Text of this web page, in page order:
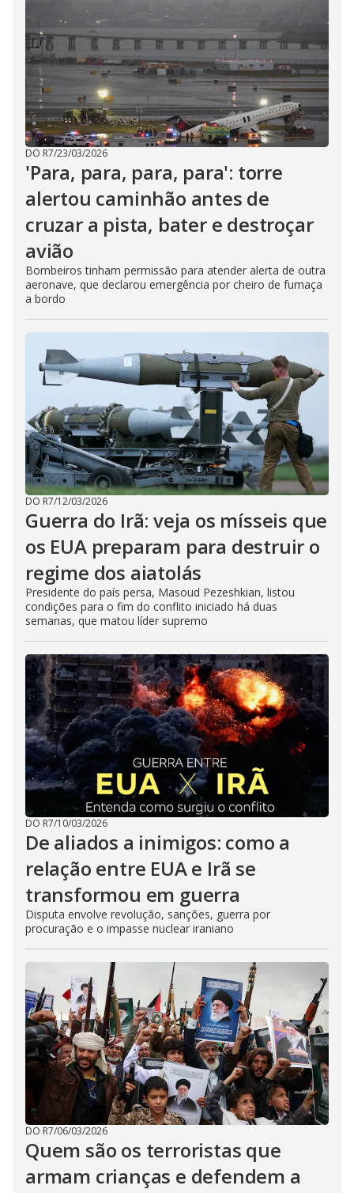
DO R7/23/03/2026
'Para, para, para, para': torre
alertou caminhão antes de
cruzar a pista, bater e destroçar
avião
Bombeiros tinham permissão para atender alerta de outra
aeronave, que declarou emergência por cheiro de fumaça
a bordo
DO R7/12/03/2026
Guerra do Irã: veja os mísseis que
os EUA preparam para destruir o
regime dos aiatolás
Presidente do país persa, Masoud Pezeshkian, listou
condições para o fim do conflito iniciado há duas
semanas, que matou líder supremo
DO R7/10/03/2026
De aliados a inimigos: como a
relação entre EUA e Irã se
transformou em guerra
Disputa envolve revolução, sanções, guerra por
procuração e o impasse nuclear iraniano
DO R7/06/03/2026
Quem são os terroristas que
armam crianças e defendem a